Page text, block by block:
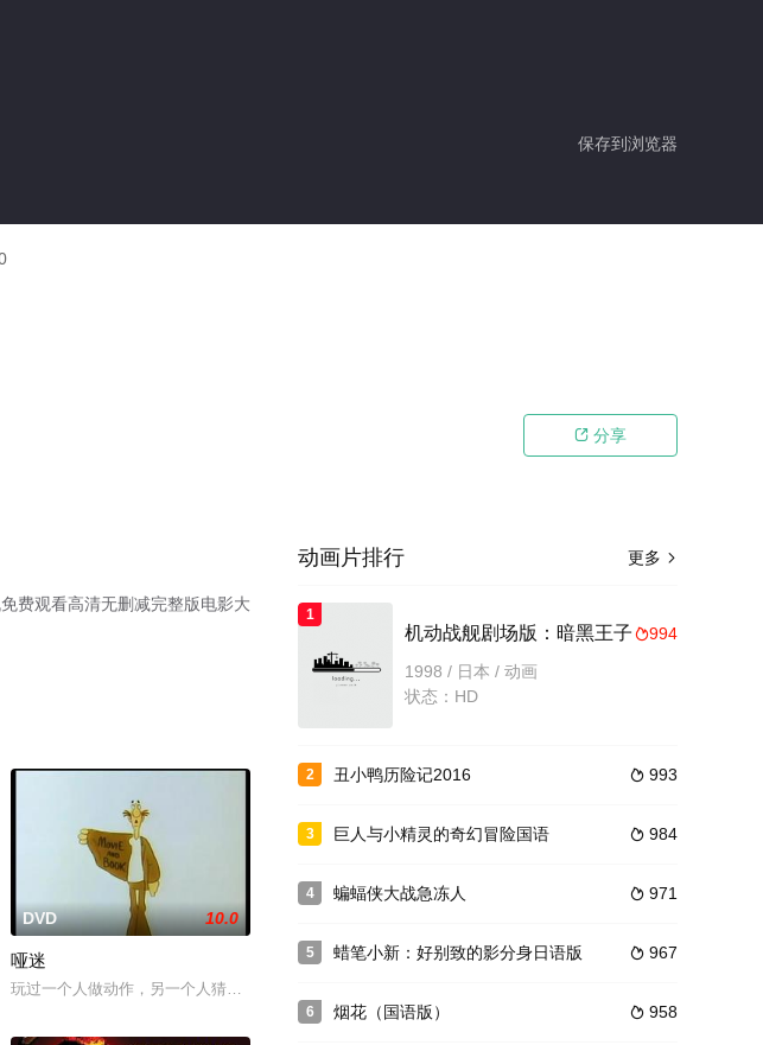
保存到浏览器
 分享
费观看高清无删减完整版电影大
鼠王国，那些形形色色具有特异功能的特种老鼠
情，新的天使机器人风音日和将会正式在剧场版中登场。风音日和是智神的第四位天使机
DVD 10.0
哑迷
玩过一个人做动作，另一个人猜的哑谜游戏么？这就是这样的一个短片，题目是猜书或者电影。参加者一个聪
更多 
动画片排行
1
994
机动战舰剧场版：暗黑王子
1998 / 日本 / 动画
状态：HD
2  993
丑小鸭历险记2016
3  984
巨人与小精灵的奇幻冒险国语
4  971
蝙蝠侠大战急冻人
5  967
蜡笔小新：好别致的影分身日语版
6  958
烟花（国语版）